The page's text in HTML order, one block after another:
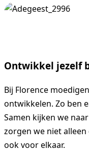
Ontwikkel jezelf
Bij Florence
ontwikkelen. Zo ben
Samen kijken we
zorgen we niet
ook voor elkaar.